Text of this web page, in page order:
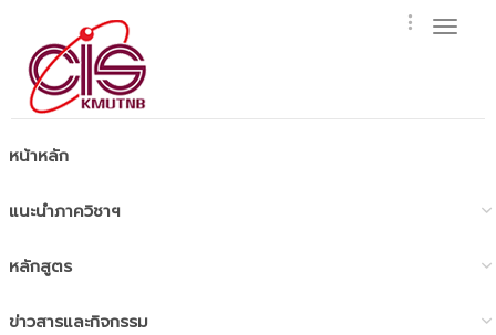
หน้าหลัก
แนะนำภาควิชาฯ
หลักสูตร
ข่าวสารและกิจกรรม